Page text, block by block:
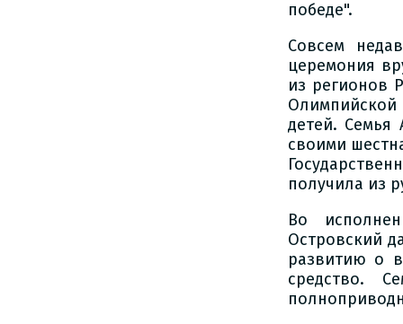
победе".
Совсем
церемония
из регионов
детей.
своими
получила из
Во
Островский
развитию о
средство.